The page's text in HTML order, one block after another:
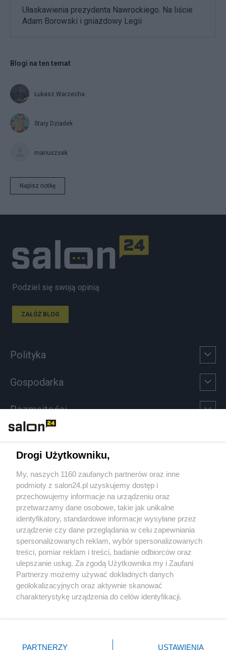
Ułaskawienia prezydenta Nawrockiego. Na liście
Adam Borowski i gniazdowy Legii
Blogi na ten temat
Łukasz Warzecha
Stary Dziadek
mariuszsek
Napisz notkę
Podziel się swoją opinią
ZAŁÓŻ BLOG
Polityka
Gospodarka
Rozmaitości
Sport
Społeczeństwo
Kultura
X Facebook Instagram Youtube
Drogi Użytkowniku,
My, naszych 1160 zaufanych partnerów oraz inne
podmioty z salon24.pl uzyskujemy dostęp i
przechowujemy informacje na urządzeniu oraz
przetwarzamy dane osobowe, takie jak unikalne
identyfikatory, standardowe informacje wysyłane przez
urządzenie czy dane przeglądania w celu zapewniania
spersonalizowanych reklam, wybór spersonalizowanych
treści, pomiar reklam i treści, badanie odbiorców oraz
ulepszanie usług. Za zgodą Użytkownika my i Zaufani
Partnerzy możemy używać dokładnych danych
geolokalizacyjnych oraz aktywnie skanować
charakterystykę urządzenia do celów identyfikacji.
zmienić/wycofać klikając przycisk ustawień prywatności
PARTNERZY USTAWIENIA